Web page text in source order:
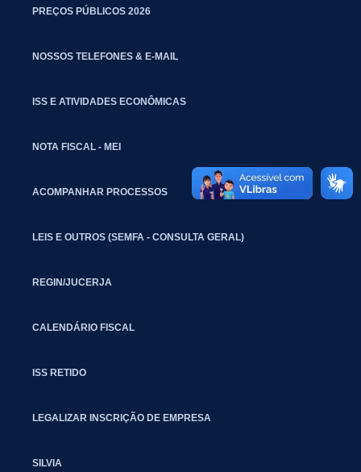
PREÇOS PÚBLICOS 2026
NOSSOS TELEFONES & E-MAIL
ISS E ATIVIDADES ECONÔMICAS
NOTA FISCAL - MEI
ACOMPANHAR PROCESSOS
LEIS E OUTROS (SEMFA - CONSULTA GERAL)
REGIN/JUCERJA
CALENDÁRIO FISCAL
ISS RETIDO
LEGALIZAR INSCRIÇÃO DE EMPRESA
SILVIA